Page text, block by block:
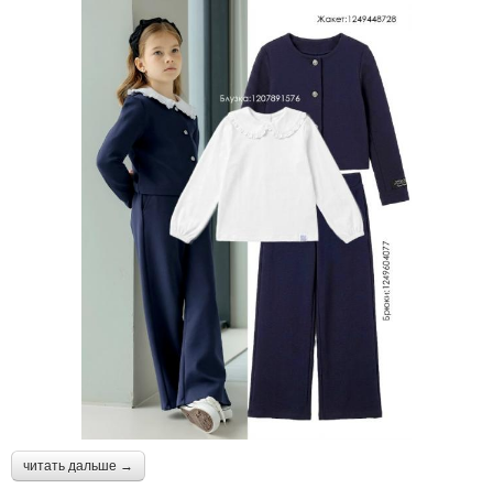
читать дальше →